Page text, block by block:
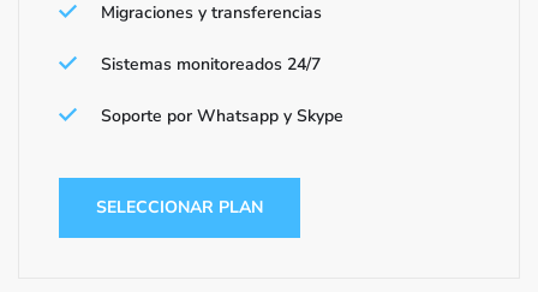
Migraciones y transferencias
Sistemas monitoreados 24/7
Soporte por Whatsapp y Skype
SELECCIONAR PLAN